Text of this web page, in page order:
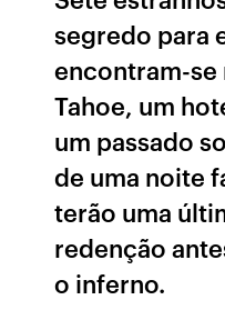
segredo para
encontram-se
Tahoe, um
um passado
de uma noite
terão uma
redenção
o inferno.